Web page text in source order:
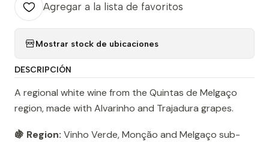
Agregar a la lista de favoritos
Mostrar stock de ubicaciones
DESCRIPCIÓN
A regional white wine from the Quintas de Melgaço
region, made with Alvarinho and Trajadura grapes.
🍇 Region: Vinho Verde, Monção and Melgaço sub-